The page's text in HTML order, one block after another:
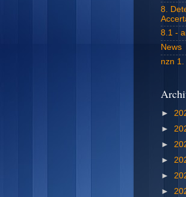
8.
8.1 -
News
nzn
►
►
►
►
►
►